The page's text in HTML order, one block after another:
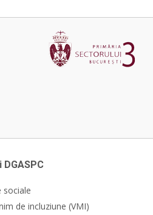
sociale
de incluziune (VMI)